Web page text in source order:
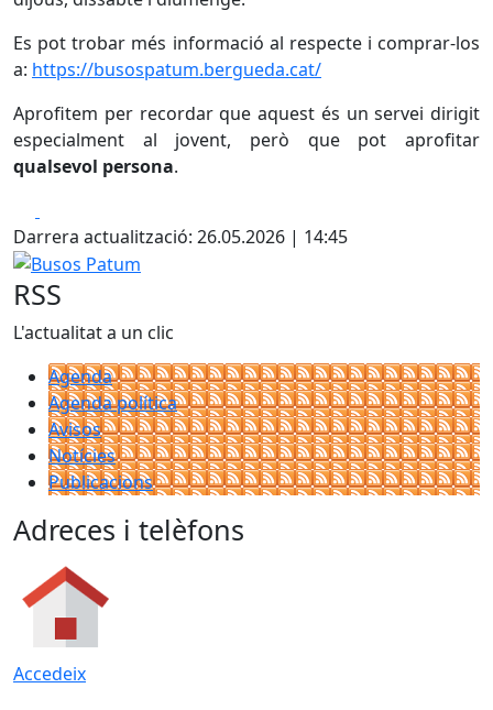
Es pot trobar més informació al respecte i comprar-los
a: https://busospatum.bergueda.cat/
Aprofitem per recordar que aquest és un servei dirigit
especialment al jovent, però que pot aprofitar
qualsevol persona.
Darrera actualització: 26.05.2026 | 14:45
Busos Patum
RSS
L'actualitat a un clic
Agenda
Agenda política
Avisos
Notícies
Publicacions
Adreces i telèfons
Accedeix